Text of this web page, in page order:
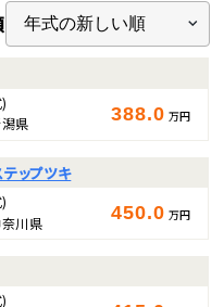
県 388.0 万円
ップツキ
川県 450.0 万円